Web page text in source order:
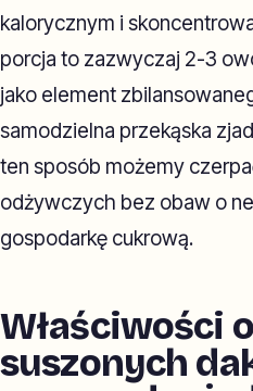
kalorycznym i
porcja to zazwyczaj 2-3
jako element
samodzielna przekąska
ten sposób możemy
odżywczych bez obaw o
gospodarkę cukrową.
Właściwości
suszonych